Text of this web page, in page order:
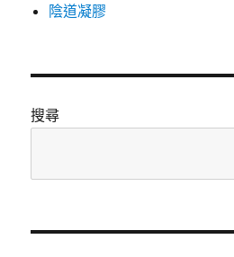
陰道凝膠
搜尋